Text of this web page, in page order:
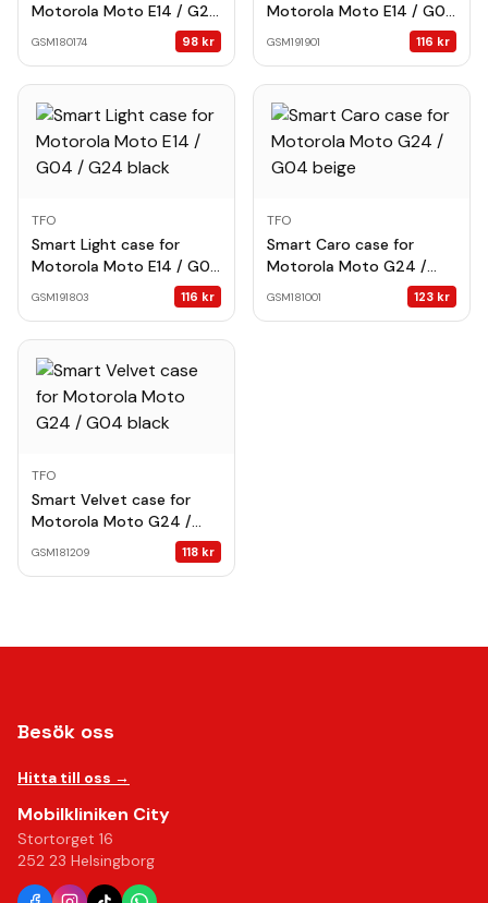
Motorola Moto E14 / G24
GSM180174 98 kr
Motorola Moto E14 / G04
GSM191901 116 kr
TFO
Smart Light case for
Motorola Moto E14 / G04
GSM191803 116 kr
TFO
Smart Caro case for
Motorola Moto G24 /
GSM181001 123 kr
TFO
Smart Velvet case for
Motorola Moto G24 /
GSM181209 118 kr
Besök oss
Hitta till oss →
Mobilkliniken City
Stortorget 16
252 23 Helsingborg